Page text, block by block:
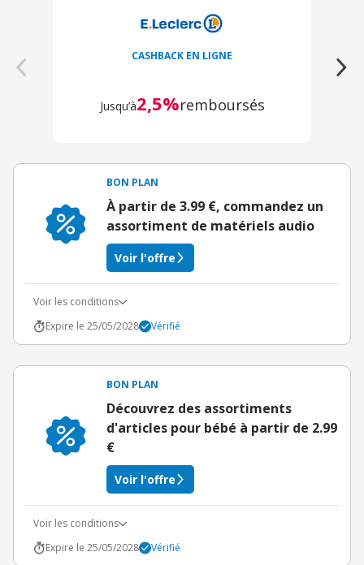
CASHBACK EN LIGNE
Jusqu’à2,5%remboursés
BON PLAN
À partir de 3.99 €, commandez un
assortiment de matériels audio
Voir l'offre
Voir les conditions
Expire le 25/05/2028
Vérifié
BON PLAN
Découvrez des assortiments
d'articles pour bébé à partir de 2.99
€
Voir l'offre
Voir les conditions
Expire le 25/05/2028
Vérifié